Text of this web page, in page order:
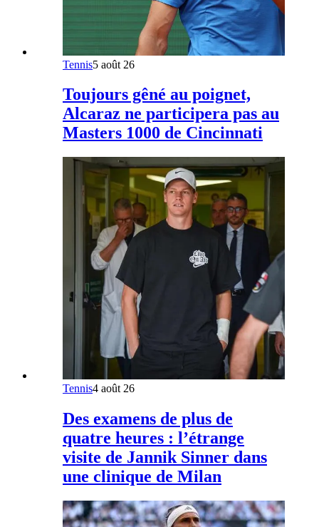
Tennis5 août 26
Toujours gêné au poignet,
Alcaraz ne participera pas au
Masters 1000 de Cincinnati
Tennis4 août 26
Des examens de plus de
quatre heures : l’étrange
visite de Jannik Sinner dans
une clinique de Milan